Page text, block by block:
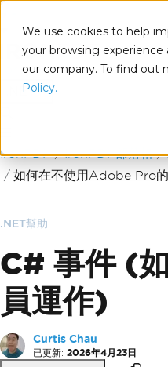
We use cookies to help
your browsing
our company. To find out
Policy.
.NET
跳至頁尾內容
IronPDF IronPDF部落格
如何在不使用Adobe Pro
.NET幫助
C# 事件 (
員運作)
Curtis Chau
已更新: 2026年4月23日